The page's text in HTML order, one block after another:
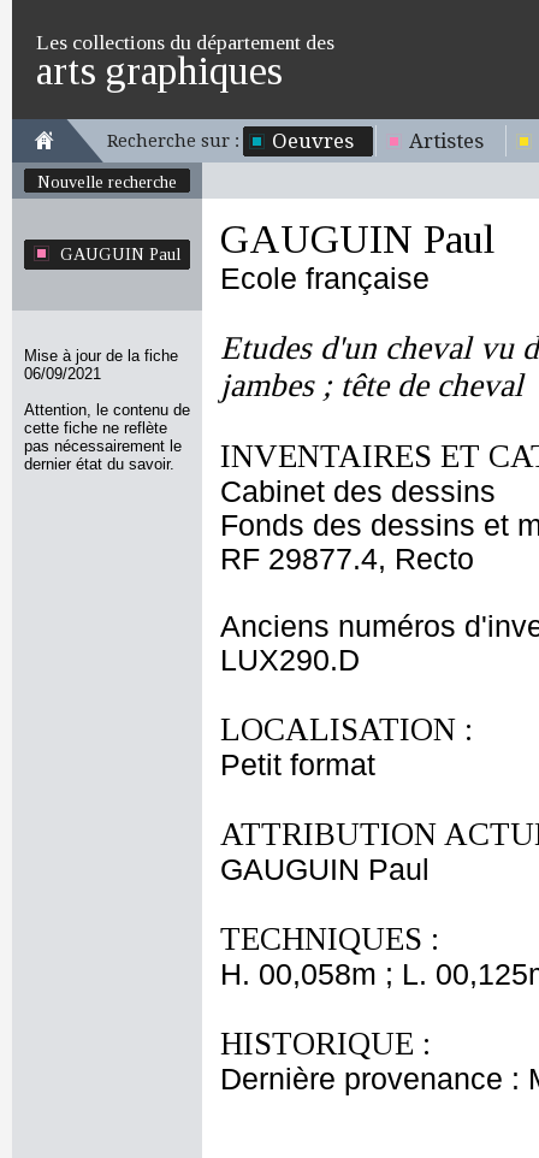
Les collections du département des
arts graphiques
Recherche sur : Oeuvres Artistes
Nouvelle recherche
GAUGUIN Paul
Mise à jour de la fiche
06/09/2021
Attention, le contenu de
cette fiche ne reflète
pas nécessairement le
dernier état du savoir.
GAUGUIN Paul
Ecole française
Etudes d'un cheval vu
jambes ; tête de cheval
INVENTAIRES ET
Cabinet des dessins
Fonds des dessins et
RF 29877.4, Recto
Anciens numéros
LUX290.D
LOCALISATION :
Petit format
ATTRIBUTION
GAUGUIN Paul
TECHNIQUES :
H. 00,058m ; L.
HISTORIQUE :
Dernière provenance :